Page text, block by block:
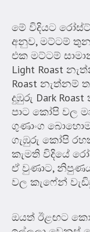
මේ විදියට
අනුව, මට්ටම්
එක මට්ටම්
Light Roast
Roast නැත්නම්
දුඹුරු Dark
පාට කෝපි වල
ගුණාංග
ගැඹුරු කෝපි
කැමති විදියේ
ඒ වුණාට,
වල කැෆේන්
ඔයත් ඊළඟට